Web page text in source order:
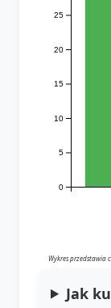
0
5
10
15
20
25
Wykres przedstawia
Jak